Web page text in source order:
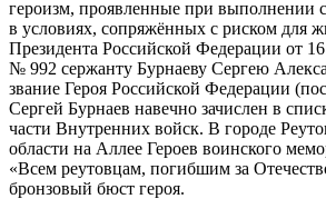
героизм, проявленные при выполнении
в условиях, сопряжённых с риском для
Президента Российской Федерации от 16
№ 992 сержанту Бурнаеву Сергею
звание Героя Российской Федерации
Сергей Бурнаев навечно зачислен в
части Внутренних войск. В городе
области на Аллее Героев воинского
«Всем реутовцам, погибшим за
бронзовый бюст героя.